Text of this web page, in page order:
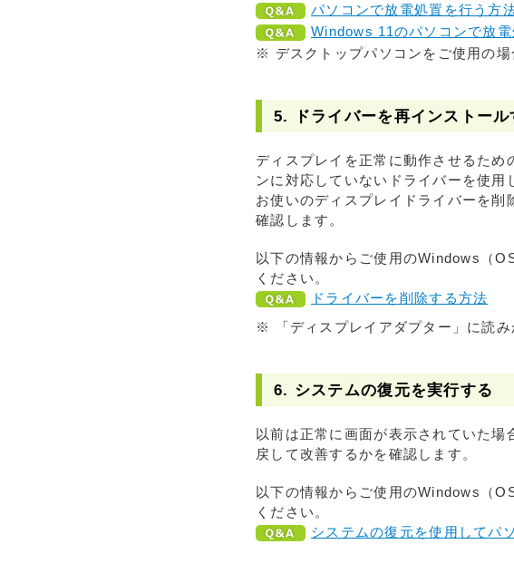
パソコンで放電処置を行う方
Windows 11のパソコンで放
※ デスクトップパソコンをご使用の場
5. ドライバーを再インストール
ディスプレイを正常に動作させるた
ンに対応していないドライバーを使用
お使いのディスプレイドライバーを
確認します。
以下の情報からご使用のWindows（
ください。
ドライバーを削除する方法
※ 「ディスプレイアダプター」に読み
6. システムの復元を実行する
以前は正常に画面が表示されていた
戻して改善するかを確認します。
以下の情報からご使用のWindows（
ください。
システムの復元を使用してパ